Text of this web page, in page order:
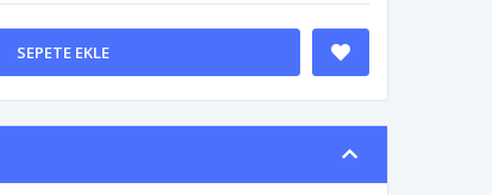
SEPETE EKLE